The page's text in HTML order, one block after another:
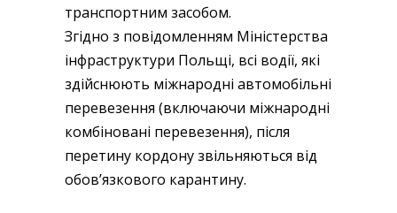
транспортним засобом.
Згідно з повідомленням Міністерства
інфраструктури Польщі, всі водії, які
здійснюють міжнародні автомобільні
перевезення (включаючи міжнародні
комбіновані перевезення), після
перетину кордону звільняються від
обов’язкового карантину.